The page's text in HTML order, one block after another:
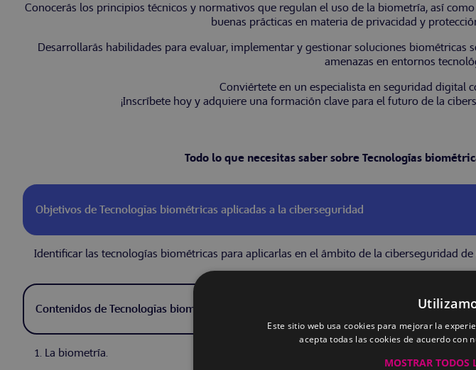
Conocerás los principios técnicos y normativos que regulan el uso de la biometría, así
buenas prácticas en materia de privacidad y
Desarrollarás habilidades para evaluar, implementar y gestionar soluciones
amenazas en entornos
Conviértete en un especialista en seguridad digital
¡Inscríbete hoy y adquiere una formación clave para el futuro de la
Todo lo que necesitas saber sobre Tecnologías
Objetivos de Tecnologías biométricas aplicadas a la ciberseguridad
Identificar las tecnologías biométricas para aplicarlas en el ámbito de la ciberseguridad de
Contenidos de Tecnologías biométricas aplicadas a la ciberseguridad
1. La biometría.
Este sitio web usa cookies para mejorar la
acepta todas las cookies de acuerdo con
MOSTRAR TODOS